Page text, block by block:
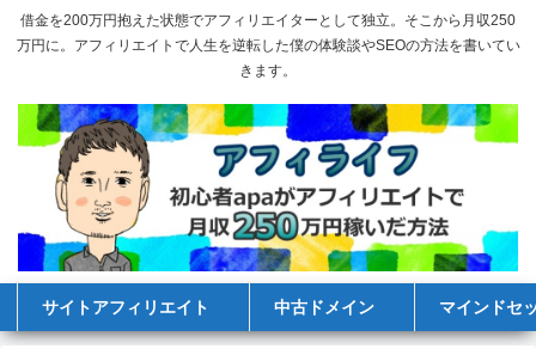
借金を200万円抱えた状態でアフィリエイターとして独立。そこから月収250
万円に。アフィリエイトで人生を逆転した僕の体験談やSEOの方法を書いてい
きます。
サイトアフィリエイト 中古ドメイン マインドセ